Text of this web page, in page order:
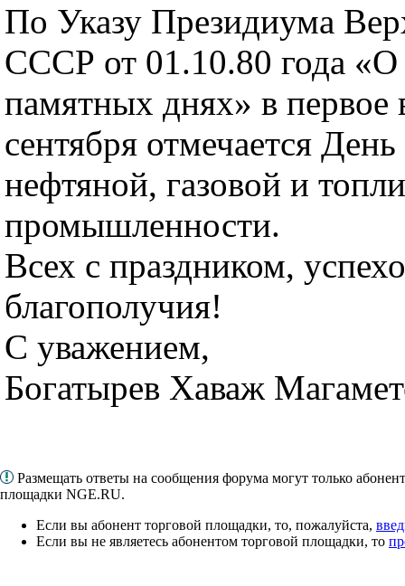
По Указу Президиума
СССР от 01.10.80 года
памятных днях» в первое
сентября отмечается
нефтяной, газовой и
промышленности.
Всех с праздником,
благополучия!
С уважением,
Богатырев Хаваж
Размещать ответы на сообщения форума могут только
площадки NGE.RU.
Если вы абонент торговой площадки, то, пожалуйста,
Если вы не являетесь абонентом торговой площадки, то